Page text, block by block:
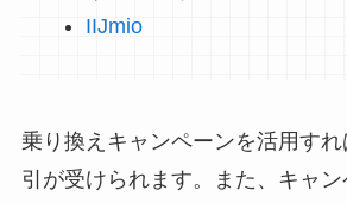
IIJmio
乗り換えキャンペーンを活用すれ
引が受けられます。また、キャ